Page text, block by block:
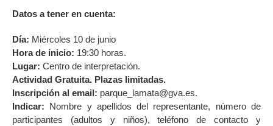
Datos a tener en cuenta:
Día: Miércoles 10 de junio
Hora de inicio: 19:30 horas.
Lugar: Centro de interpretación.
Actividad Gratuita. Plazas limitadas.
Inscripción al email: parque_lamata@gva.es.
Indicar: Nombre y apellidos del representante, número de
participantes (adultos y niños), teléfono de contacto y